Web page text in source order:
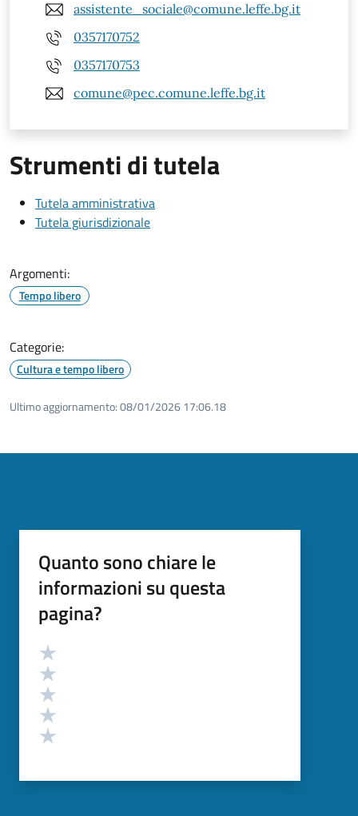
assistente_sociale@comune.leffe.bg.it
0357170752
0357170753
comune@pec.comune.leffe.bg.it
Strumenti di tutela
Tutela amministrativa
Tutela giurisdizionale
Argomenti:
Tempo libero
Categorie:
Cultura e tempo libero
Ultimo aggiornamento:08/01/2026 17:06.18
Quanto sono chiare le
informazioni su questa
pagina?
Valutazione